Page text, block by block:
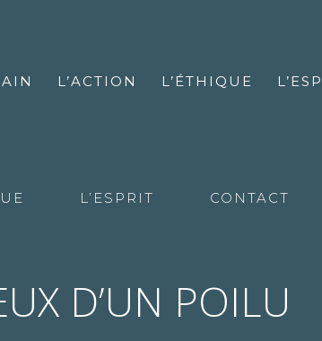
L’ACTION L’ÉTHIQUE
L’ESPRIT CONTACT
D’UN POILU